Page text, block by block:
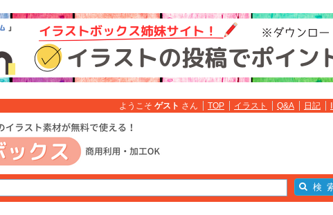
ようこそ ゲスト さん TOP イラスト Q&A 日記